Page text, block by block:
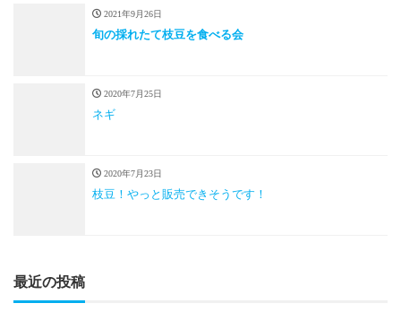
2021年9月26日
旬の採れたて枝豆を食べる会
2020年7月25日
ネギ
2020年7月23日
枝豆！やっと販売できそうです！
最近の投稿